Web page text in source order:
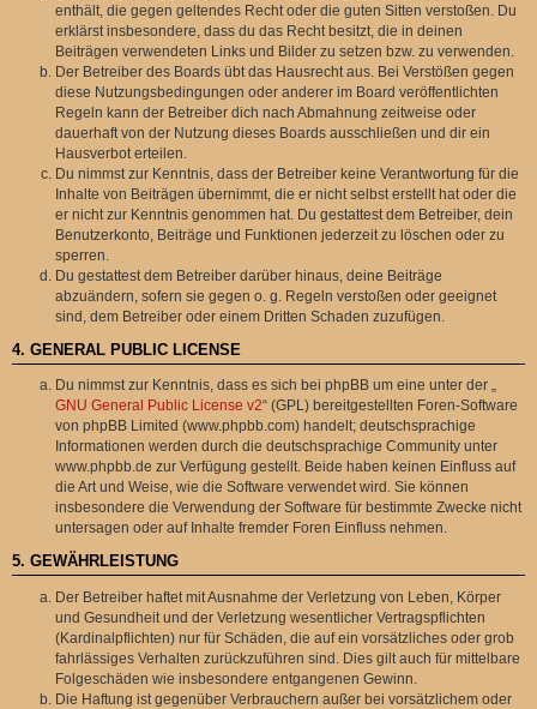
enthält, die gegen geltendes Recht oder die guten Sitten verstoßen. Du
erklärst insbesondere, dass du das Recht besitzt, die in deinen
Beiträgen verwendeten Links und Bilder zu setzen bzw. zu verwenden.
Der Betreiber des Boards übt das Hausrecht aus. Bei Verstößen gegen
diese Nutzungsbedingungen oder anderer im Board veröffentlichten
Regeln kann der Betreiber dich nach Abmahnung zeitweise oder
dauerhaft von der Nutzung dieses Boards ausschließen und dir ein
Hausverbot erteilen.
Du nimmst zur Kenntnis, dass der Betreiber keine Verantwortung für die
Inhalte von Beiträgen übernimmt, die er nicht selbst erstellt hat oder die
er nicht zur Kenntnis genommen hat. Du gestattest dem Betreiber, dein
Benutzerkonto, Beiträge und Funktionen jederzeit zu löschen oder zu
sperren.
Du gestattest dem Betreiber darüber hinaus, deine Beiträge
abzuändern, sofern sie gegen o. g. Regeln verstoßen oder geeignet
sind, dem Betreiber oder einem Dritten Schaden zuzufügen.
4. GENERAL PUBLIC LICENSE
Du nimmst zur Kenntnis, dass es sich bei phpBB um eine unter der „
GNU General Public License v2“ (GPL) bereitgestellten Foren-Software
von phpBB Limited (www.phpbb.com) handelt; deutschsprachige
Informationen werden durch die deutschsprachige Community unter
www.phpbb.de zur Verfügung gestellt. Beide haben keinen Einfluss auf
die Art und Weise, wie die Software verwendet wird. Sie können
insbesondere die Verwendung der Software für bestimmte Zwecke nicht
untersagen oder auf Inhalte fremder Foren Einfluss nehmen.
5. GEWÄHRLEISTUNG
Der Betreiber haftet mit Ausnahme der Verletzung von Leben, Körper
und Gesundheit und der Verletzung wesentlicher Vertragspflichten
(Kardinalpflichten) nur für Schäden, die auf ein vorsätzliches oder grob
fahrlässiges Verhalten zurückzuführen sind. Dies gilt auch für mittelbare
Folgeschäden wie insbesondere entgangenen Gewinn.
Die Haftung ist gegenüber Verbrauchern außer bei vorsätzlichem oder